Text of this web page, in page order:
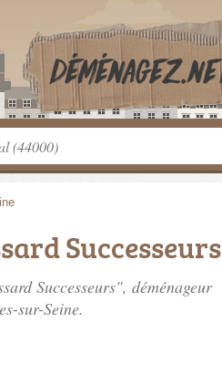
Successeurs
Successeurs", déménageur
sur-Seine.